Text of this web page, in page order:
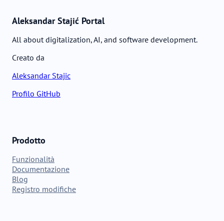
Aleksandar Stajić Portal
All about digitalization, AI, and software development.
Creato da
Aleksandar Stajic
Profilo GitHub
Prodotto
Funzionalità
Documentazione
Blog
Registro modifiche